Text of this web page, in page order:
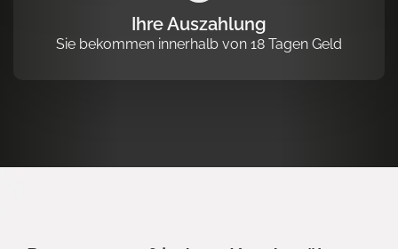
Ihre Auszahlung
Sie bekommen innerhalb von 18 Tagen Geld